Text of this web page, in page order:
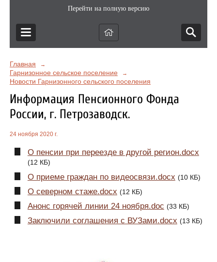
Перейти на полную версию
Главная →
Гарнизонное сельское поселение →
Новости Гарнизонного сельского поселения
Информация Пенсионного Фонда
России, г. Петрозаводск.
24 ноября 2020 г.
О пенсии при переезде в другой регион.docx
(12 КБ)
О приеме граждан по видеосвязи.docx (10 КБ)
О северном стаже.docx (12 КБ)
Анонс горячей линии 24 ноября.doc (33 КБ)
Заключили соглашения с ВУЗами.docx (13 КБ)